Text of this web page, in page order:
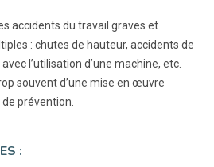
accidents du travail graves et
: chutes de hauteur, accidents de
l’utilisation d’une machine, etc.
souvent d’une mise en œuvre
prévention.
: